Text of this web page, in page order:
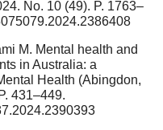
No. 10 (49). P. 1763–
M. Mental health and
in Australia: a
Health (Abingdon,
431–449.